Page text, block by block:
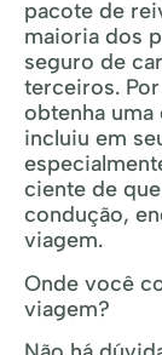
pacote de
maioria dos
seguro de
terceiros.
obtenha
incluiu em
ciente de
condução,
viagem.
Onde você
viagem?